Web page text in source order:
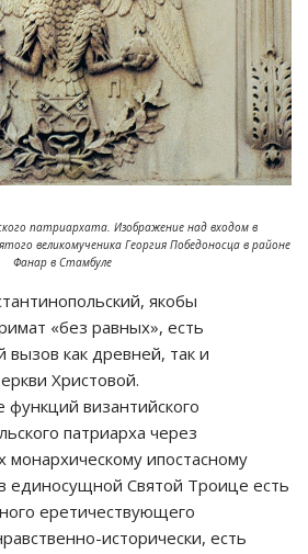
патриархата. Изображение над входом в
великомученика Георгия Победоносца в районе
Фанар в Стамбуле
якобы
«без равных», есть
вызов как древней, так и
Христовой.
византийского
патриарха через
монархическому ипостасному
единосущной Святой Троице есть
еретичествующего
исторически, есть